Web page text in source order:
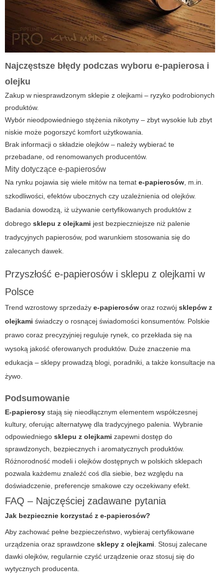
Najczęstsze błędy podczas wyboru e-papierosa i
olejku
Zakup w niesprawdzonym sklepie z olejkami – ryzyko podrobionych
produktów.
Wybór nieodpowiedniego stężenia nikotyny – zbyt wysokie lub zbyt
niskie może pogorszyć komfort użytkowania.
Brak informacji o składzie olejków – należy wybierać te
przebadane, od renomowanych producentów.
Mity dotyczące e-papierosów
Na rynku pojawia się wiele mitów na temat e-papierosów, m.in.
szkodliwości, efektów ubocznych czy uzależnienia od olejków.
Badania dowodzą, iż używanie certyfikowanych produktów z
dobrego sklepu z olejkami jest bezpieczniejsze niż palenie
tradycyjnych papierosów, pod warunkiem stosowania się do
zalecanych dawek.
Przyszłość e-papierosów i sklepu z olejkami w
Polsce
Trend wzrostowy sprzedaży e-papierosów oraz rozwój sklepów z
olejkami świadczy o rosnącej świadomości konsumentów. Polskie
prawo coraz precyzyjniej reguluje rynek, co przekłada się na
wysoką jakość oferowanych produktów. Duże znaczenie ma
edukacja – sklepy prowadzą blogi, poradniki, a także konsultacje na
żywo.
Podsumowanie
E-papierosy stają się nieodłącznym elementem współczesnej
kultury, oferując alternatywę dla tradycyjnego palenia. Wybranie
odpowiedniego sklepu z olejkami zapewni dostęp do
sprawdzonych, bezpiecznych i aromatycznych produktów.
Różnorodność modeli i olejków dostępnych w polskich sklepach
pozwala każdemu znaleźć coś dla siebie, bez względu na
doświadczenie, preferencje smakowe czy oczekiwany efekt.
FAQ – Najczęściej zadawane pytania
Jak bezpiecznie korzystać z e-papierosów?
Aby zachować pełne bezpieczeństwo, wybieraj certyfikowane
urządzenia oraz sprawdzone sklepy z olejkami. Stosuj zalecane
dawki olejków, regularnie czyść urządzenie oraz stosuj się do
wytycznych producenta.